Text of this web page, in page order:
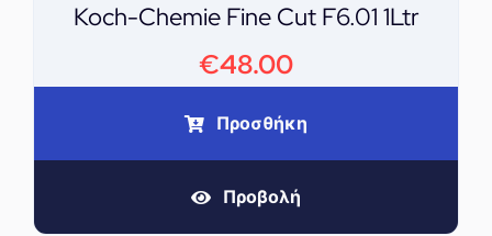
Koch-Chemie Fine Cut F6.01 1Ltr
€48.00
Προσθήκη
Προβολή